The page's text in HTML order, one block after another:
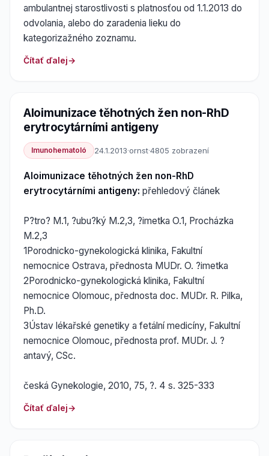
ambulantnej starostlivosti s platnosťou od 1.1.2013 do
odvolania, alebo do zaradenia lieku do
kategorizažného zoznamu.
Čítať ďalej
Aloimunizace těhotných žen non-RhD
erytrocytárními antigeny
Imunohematoló 24.1.2013·ornst·4805 zobrazení
Aloimunizace těhotných žen non-RhD
erytrocytárními antigeny: přehledový článek
P?tro? M.1, ?ubu?ký M.2,3, ?imetka O.1, Procházka
M.2,3
1Porodnicko-gynekologická klinika, Fakultní
nemocnice Ostrava, přednosta MUDr. O. ?imetka
2Porodnicko-gynekologická klinika, Fakultní
nemocnice Olomouc, přednosta doc. MUDr. R. Pilka,
Ph.D.
3Ústav lékařské genetiky a fetální medicíny, Fakultní
nemocnice Olomouc, přednosta prof. MUDr. J. ?
antavý, CSc.
česká Gynekologie, 2010, 75, ?. 4 s. 325-333
Čítať ďalej